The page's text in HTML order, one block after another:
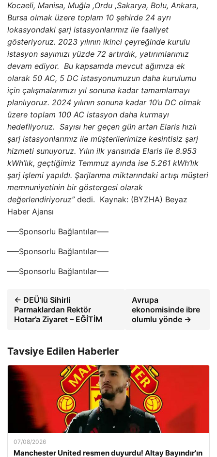
Kocaeli, Manisa, Muğla ,Ordu ,Sakarya, Bolu, Ankara,
Bursa olmak üzere toplam 10 şehirde 24 ayrı
lokasyondaki şarj istasyonlarımız ile faaliyet
gösteriyoruz. 2023 yılının ikinci çeyreğinde kurulu
istasyon sayımızı yüzde 72 artırdık, yatırımlarımız
devam ediyor. Bu kapsamda mevcut ağımıza ek
olarak 50 AC, 5 DC istasyonumuzun daha kurulumu
için çalışmalarımızı yıl sonuna kadar tamamlamayı
planlıyoruz. 2024 yılının sonuna kadar 10’u DC olmak
üzere toplam 100 AC istasyon daha kurmayı
hedefliyoruz. Sayısı her geçen gün artan Elaris hızlı
şarj istasyonlarımız ile müşterilerimize kesintisiz şarj
hizmeti sunuyoruz. Yılın ilk yarısında Elaris ile 8.953
kWh’lık, geçtiğimiz Temmuz ayında ise 5.261 kWh’lık
şarj işlemi yapıldı. Şarjlanma miktarındaki artışı müşteri
memnuniyetinin bir göstergesi olarak
değerlendiriyoruz”dedi. Kaynak: (BYZHA) Beyaz
Haber Ajansı
—–Sponsorlu Bağlantılar—–
—–Sponsorlu Bağlantılar—–
—–Sponsorlu Bağlantılar—–
← DEÜ’lü Sihirli
Parmaklardan Rektör
Hotar’a Ziyaret – EĞİTİM
Avrupa
ekonomisinde ibre
olumlu yönde →
Tavsiye Edilen Haberler
07/08/2026
Manchester United resmen duyurdu! Altay Bayındır’ın